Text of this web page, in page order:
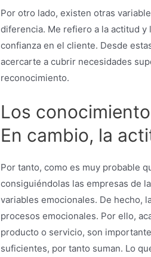
Por otro lado, existen otras
diferencia. Me refiero a la actitud y
confianza en el cliente. Desde
acercarte a cubrir necesidades
reconocimiento.
Los
En cambio, la
Por tanto, como es muy probable
consiguiéndolas las empresas de
variables emocionales. De hecho,
procesos emocionales. Por ello,
producto o servicio, son
suficientes, por tanto suman. Lo